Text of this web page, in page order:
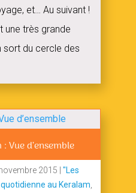
et… Au suivant !
une très grande
sort du cercle des
Vue d’ensemble
2015
"Les
au Keralam